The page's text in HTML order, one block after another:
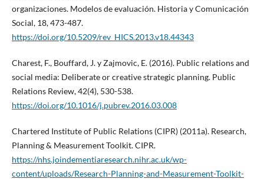
organizaciones. Modelos de evaluación. Historia y Comunicación
Social, 18, 473-487.
https://doi.org/10.5209/rev_HICS.2013.v18.44343
Charest, F., Bouffard, J. y Zajmovic, E. (2016). Public relations and
social media: Deliberate or creative strategic planning. Public
Relations Review, 42(4), 530-538.
https://doi.org/10.1016/j.pubrev.2016.03.008
Chartered Institute of Public Relations (CIPR) (2011a). Research,
Planning & Measurement Toolkit. CIPR.
https://nhs.joindementiaresearch.nihr.ac.uk/wp-
content/uploads/Research-Planning-and-Measurement-Toolkit-